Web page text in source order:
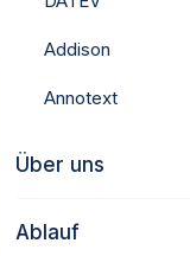
Addison
Annotext
Über uns
Ablauf
gesucht?